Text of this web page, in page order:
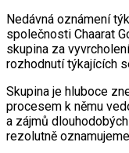
Nedávná oznámení
společnosti Chaarat
skupina za
rozhodnutí týkajících
Skupina je hluboce
procesem k němu
a zájmů
rezolutně